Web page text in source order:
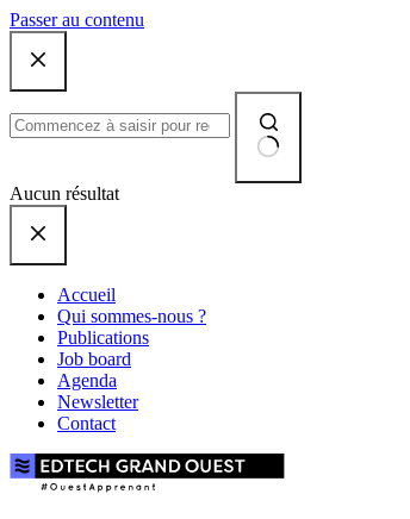
Passer au contenu
Aucun résultat
Accueil
Qui sommes-nous ?
Publications
Job board
Agenda
Newsletter
Contact